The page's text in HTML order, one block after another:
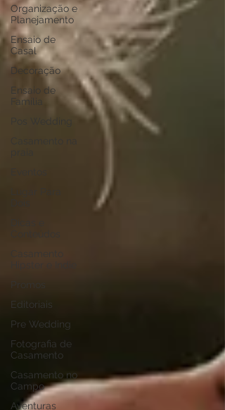
Organização e
Planejamento
Ensaio de
Casal
Decoração
Ensaio de
Família
Pos Wedding
Editoriais
Pre Wedding
Fotografia de
Casamento
Casamento no
Campo
Aventuras